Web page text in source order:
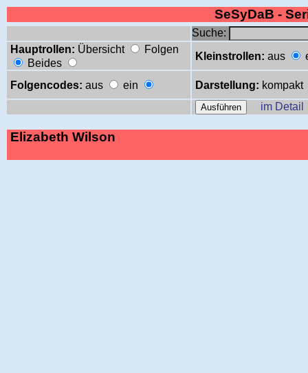
SeSyDaB -
Suche:
Hauptrollen: Übersicht
Folgen
Beides
Kleinstrollen: aus
Folgencodes: aus ein Darstellung: kompakt
im Detail
Elizabeth Wilson